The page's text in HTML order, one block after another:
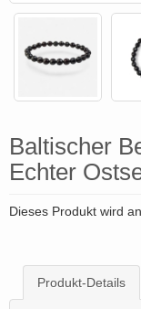
Baltischer
Echter
Dieses Produkt wird
Produkt-Details